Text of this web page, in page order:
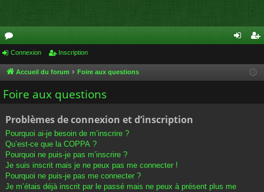
or
u
m
cri
Connexion Inscription
Accueil du forum Foire aux questions
Foire aux questions
Problèmes de connexion et d’inscription
Pourquoi ai-je besoin de m’inscrire ?
Qu’est-ce que la COPPA ?
Pourquoi ne puis-je pas m’inscrire ?
Je suis inscrit mais je ne peux pas me connecter !
Pourquoi ne puis-je pas me connecter ?
Je m’étais déjà inscrit par le passé mais ne peux à présent plus me